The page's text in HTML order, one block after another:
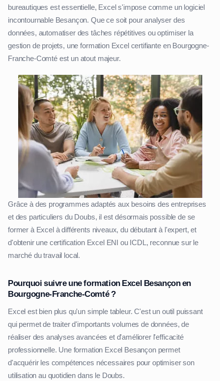
bureautiques est essentielle, Excel s'impose comme un logiciel
incontournable Besançon. Que ce soit pour analyser des
données, automatiser des tâches répétitives ou optimiser la
gestion de projets, une formation Excel certifiante en Bourgogne-
Franche-Comté est un atout majeur.
Grâce à des programmes adaptés aux besoins des entreprises
et des particuliers du Doubs, il est désormais possible de se
former à Excel à différents niveaux, du débutant à l'expert, et
d'obtenir une certification Excel ENI ou ICDL, reconnue sur le
marché du travail local.
Pourquoi suivre une formation Excel Besançon en
Bourgogne-Franche-Comté ?
Excel est bien plus qu'un simple tableur. C'est un outil puissant
qui permet de traiter d'importants volumes de données, de
réaliser des analyses avancées et d'améliorer l'efficacité
professionnelle. Une formation Excel Besançon permet
d'acquérir les compétences nécessaires pour optimiser son
utilisation au quotidien dans le Doubs.